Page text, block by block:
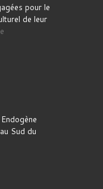
pour le
de leur
Sud du